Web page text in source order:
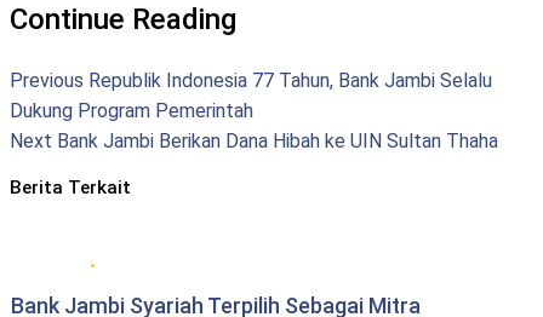
Continue Reading
Previous Republik Indonesia 77 Tahun, Bank Jambi Selalu
Dukung Program Pemerintah
Next Bank Jambi Berikan Dana Hibah ke UIN Sultan Thaha
Berita Terkait
Bank Jambi Syariah Terpilih Sebagai Mitra